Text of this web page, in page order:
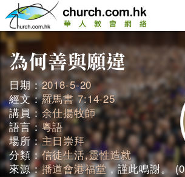
日期：2018-5-20
經文：羅馬書 7:14-25
講員： 余仕揚牧師
語言：粵語
場所：主日崇拜
分類：信徒生活,靈性造就
來源：播道會港福堂，謹此鳴謝。